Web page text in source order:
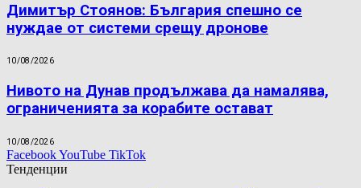
Димитър Стоянов: България спешно се
нуждае от системи срещу дронове
10/08/2026
Нивото на Дунав продължава да намалява,
ограниченията за корабите остават
10/08/2026
FacebookYouTube TikTok
Тенденции